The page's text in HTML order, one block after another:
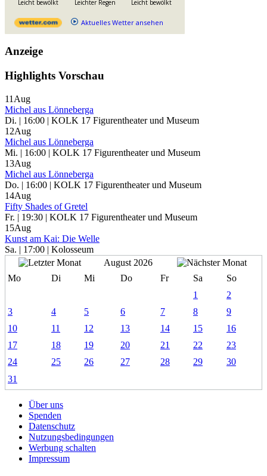
Leicht bewölkt
Leichter Regen
Leicht bewölkt
Aktuelles Wetter ansehen
Anzeige
Highlights Vorschau
11 Aug
Michel aus Lönneberga
Di. | 16:00 | KOLK 17 Figurentheater und Museum
12Aug
Michel aus Lönneberga
Mi. | 16:00 | KOLK 17 Figurentheater und Museum
13Aug
Michel aus Lönneberga
Do. | 16:00 | KOLK 17 Figurentheater und Museum
14Aug
Fifty Shades of Gretel
Fr. | 19:30 | KOLK 17 Figurentheater und Museum
15Aug
Kunst am Kai: Die Welle
Sa. | 17:00 | Kolosseum
August 2026
Mo
Di Mi Do Fr Sa
So
1
2
3
4 5 6 7 8
9
10
11 12 13 14 15
16
17
18 19 20 21 22
23
24
25 26 27 28 29
30
31
Über uns
Spenden
Datenschutz
Nutzungsbedingungen
Werbung schalten
Impressum